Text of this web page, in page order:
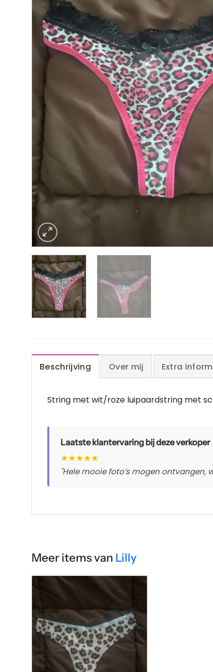
Beschrijving Over mij Extra
String met wit/roze luipaardstring met
Laatste klantervaring bij deze verkoper
★★★★★
"Hele mooie foto’s mogen
Meer items van Lilly